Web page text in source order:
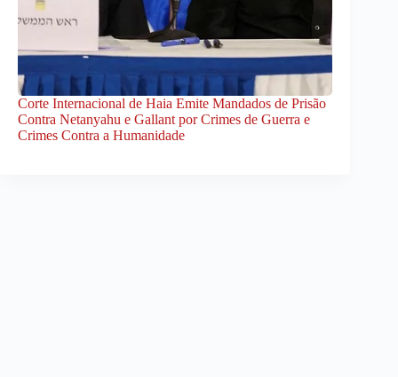
Corte Internacional de Haia Emite Mandados de Prisão
Contra Netanyahu e Gallant por Crimes de Guerra e
Crimes Contra a Humanidade